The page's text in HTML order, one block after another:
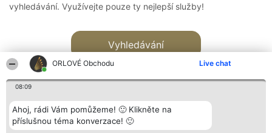
ORLOVÉ Obchodu Live chat
08:09
Ahoj, rádi Vám pomůžeme! 🙂 Klikněte na
příslušnou téma konverzace! 🙂
vyhledávání. Využívejte pouze ty nejlepší služby!
Vyhledávání